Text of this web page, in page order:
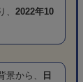
2022年10
景から、
日